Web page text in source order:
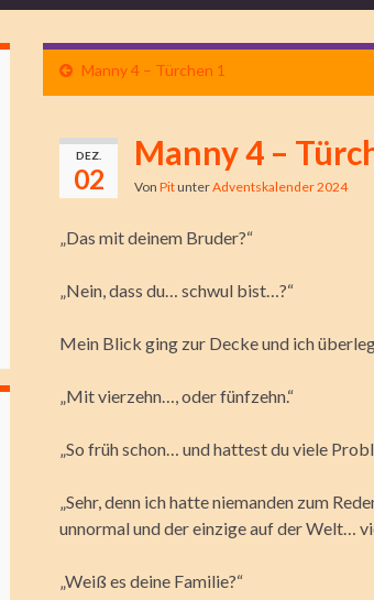
Manny 4 – Türchen 1
DEZ.
02
Manny 4 –
Von PitunterAdventskalender 2024
„Das mit deinem Bruder?“
„Nein, dass du… schwul bist…?“
Mein Blick ging zur Decke und ich
„Mit vierzehn…, oder fünfzehn.“
„So früh schon… und hattest du viele
„Sehr, denn ich hatte niemanden zum
unnormal und der einzige auf der Welt…
„Weiß es deine Familie?“